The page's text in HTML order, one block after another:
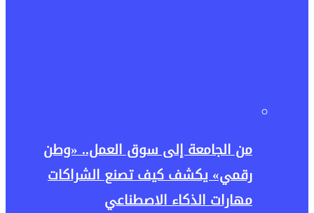
من الجامعة إلى سوق العمل.. «وطن
رقمي» يكشف كيف تصنع الشراكات
مهارات الذكاء الاصطناعي